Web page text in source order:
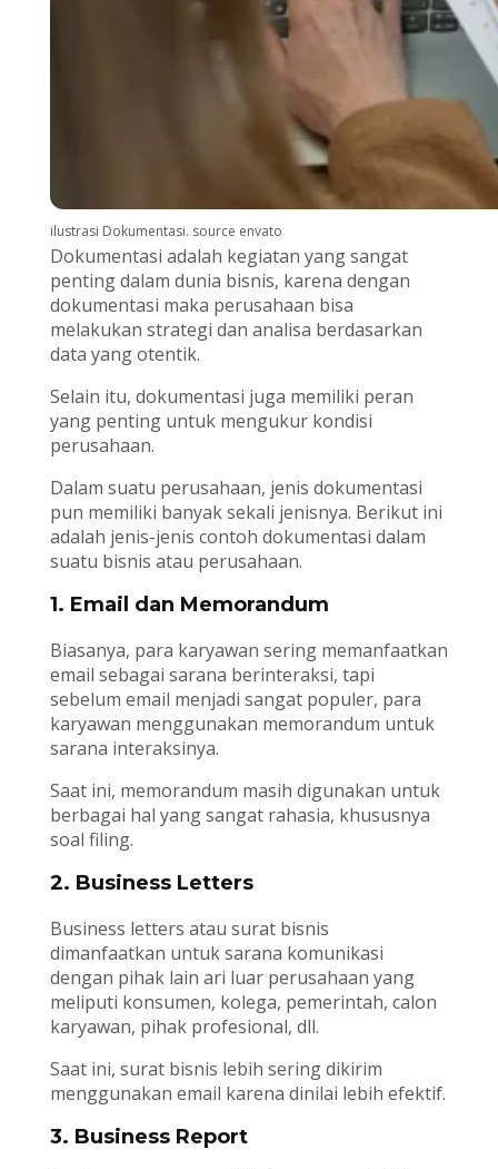
ilustrasi Dokumentasi. source envato
Dokumentasi adalah kegiatan yang sangat
penting dalam dunia bisnis, karena dengan
dokumentasi maka perusahaan bisa
melakukan strategi dan analisa berdasarkan
data yang otentik.
Selain itu, dokumentasi juga memiliki peran
yang penting untuk mengukur kondisi
perusahaan.
Dalam suatu perusahaan, jenis dokumentasi
pun memiliki banyak sekali jenisnya. Berikut ini
adalah jenis-jenis contoh dokumentasi dalam
suatu bisnis atau perusahaan.
1. Email dan Memorandum
Biasanya, para karyawan sering memanfaatkan
email sebagai sarana berinteraksi, tapi
sebelum email menjadi sangat populer, para
karyawan menggunakan memorandum untuk
sarana interaksinya.
Saat ini, memorandum masih digunakan untuk
berbagai hal yang sangat rahasia, khususnya
soal filing.
2. Business Letters
Business letters atau surat bisnis
dimanfaatkan untuk sarana komunikasi
dengan pihak lain ari luar perusahaan yang
meliputi konsumen, kolega, pemerintah, calon
karyawan, pihak profesional, dll.
Saat ini, surat bisnis lebih sering dikirim
menggunakan email karena dinilai lebih efektif.
3. Business Report